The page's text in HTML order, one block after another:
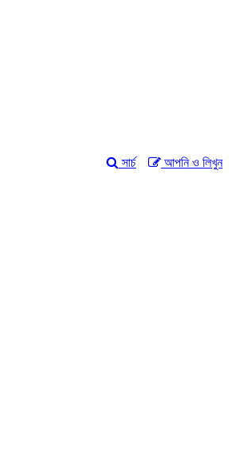
আপনি ও লিখুন
সার্চ